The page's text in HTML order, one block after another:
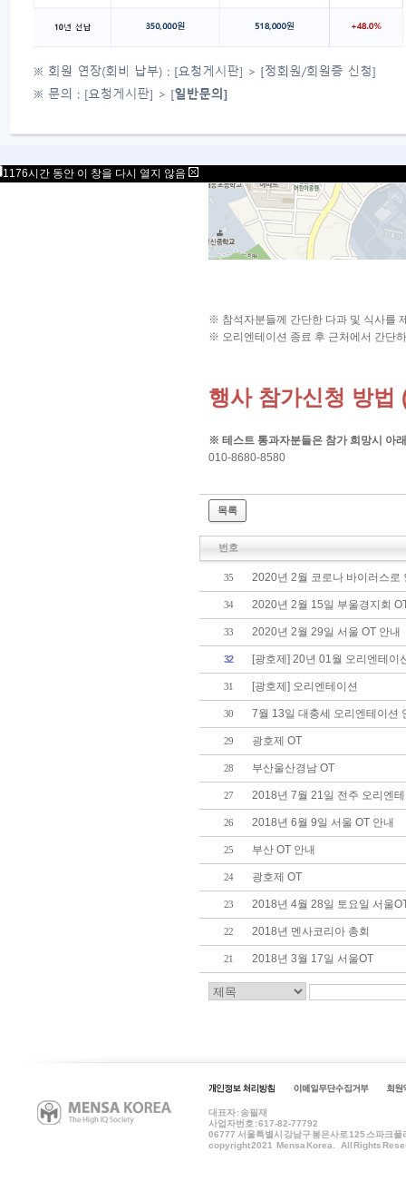
※ 참석자분들께 간단한 다과 및 식사를
※ 오리엔테이션 종료 후 근처에서 간단
행사 참가신청 방법
※ 테스트 통과자분들은 참가 희망시 아
010-8680-8580
목록
번호
35 2020년 2월 코로나 바이러스로
34 2020년 2월 15일 부울경지회
33 2020년 2월 29일 서울 OT 안내
32 [광호제] 20년 01월 오리엔테이
31 [광호제] 오리엔테이션
30 7월 13일 대충세 오리엔테이션
29 광호제 OT
28 부산울산경남 OT
27 2018년 7월 21일 전주 오리엔
26 2018년 6월 9일 서울 OT 안내
25 부산 OT 안내
24 광호제 OT
23 2018년 4월 28일 토요일 서울
22 2018년 멘사코리아 총회
21 2018년 3월 17일 서울OT
대표자 : 송필재
사업자번호 : 617-82-77792
06777 서울특별시 강남구 봉은사로 125 스파
copyright 2021 Mensa Korea. All Rights
1176시간 동안 이 창을 다시 열지 않음